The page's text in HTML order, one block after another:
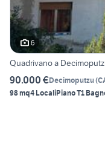
6
Quadrivano a
90.000 €Decimoputzu(
98 mq4 LocaliPiano T1